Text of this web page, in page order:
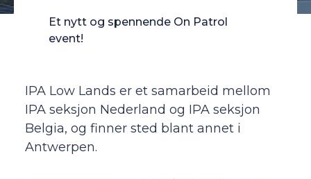
Et nytt og spennende On Patrol
event!
IPA Low Lands er et samarbeid mellom
IPA seksjon Nederland og IPA seksjon
Belgia, og finner sted blant annet i
Antwerpen.